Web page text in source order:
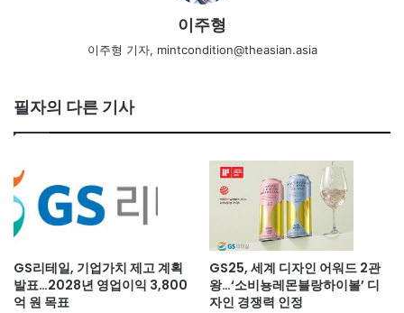
이주형
이주형 기자, mintcondition@theasian.asia
필자의 다른 기사
GS리테일, 기업가치 제고 계획
발표…2028년 영업이익 3,800
억 원 목표
GS25, 세계 디자인 어워드 2관
왕…‘소비뇽레몬블랑하이볼’ 디
자인 경쟁력 인정